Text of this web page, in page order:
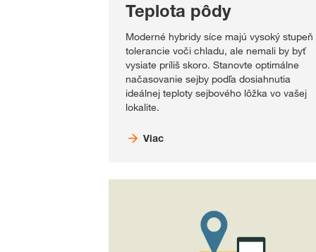
Teplota pôdy
Moderné hybridy síce majú vysoký stupeň
tolerancie voči chladu, ale nemali by byť
vysiate príliš skoro. Stanovte optimálne
načasovanie sejby podľa dosiahnutia
ideálnej teploty sejbového lôžka vo vašej
lokalite.
Viac